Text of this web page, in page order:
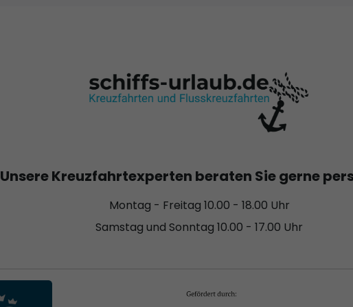
Unsere Kreuzfahrtexperten beraten Sie gerne
Montag - Freitag 10.00 - 18.00 Uhr
Samstag und Sonntag 10.00 - 17.00 Uhr